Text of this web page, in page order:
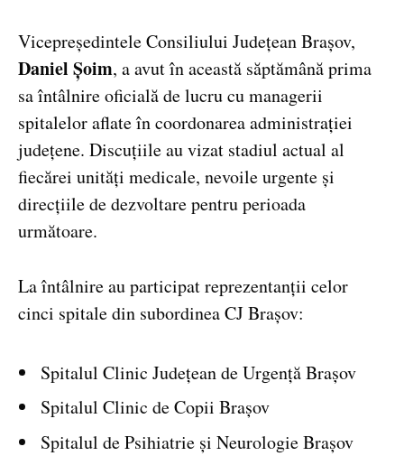
Vicepreședintele Consiliului Județean Brașov,
Daniel Șoim, a avut în această săptămână prima
sa întâlnire oficială de lucru cu managerii
spitalelor aflate în coordonarea administrației
județene. Discuțiile au vizat stadiul actual al
fiecărei unități medicale, nevoile urgente și
direcțiile de dezvoltare pentru perioada
următoare.
La întâlnire au participat reprezentanții celor
cinci spitale din subordinea CJ Brașov:
Spitalul Clinic Județean de Urgență Brașov
Spitalul Clinic de Copii Brașov
Spitalul de Psihiatrie și Neurologie Brașov